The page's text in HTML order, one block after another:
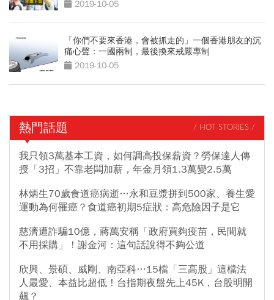
2019-10-05
「你們不要來香港，會被抓走的」一個香港朋友的沉
痛心聲：一國兩制，最後換來戒嚴專制
2019-10-05
熱門話題 / HOT STORIES /
我只領3萬基本工資，如何調高投保薪資？勞保達人傳
授「3招」不靠老闆加薪，年金月領1.3萬變2.5萬
林炳生70歲食道癌病逝…永和豆漿拼到500家、養生愛
運動為何罹癌？食道癌初期5症狀：高危險因子是它
慈濟遭詐騙10億，蔣萬安稱「政府買夠疫苗，民間就
不用採購」！謝金河：這句話說得不夠公道
欣興、景碩、威剛、南亞科…15檔「三高股」這檔法
人最愛、本益比超低！台指期夜盤先上45K，台股明開
飆？